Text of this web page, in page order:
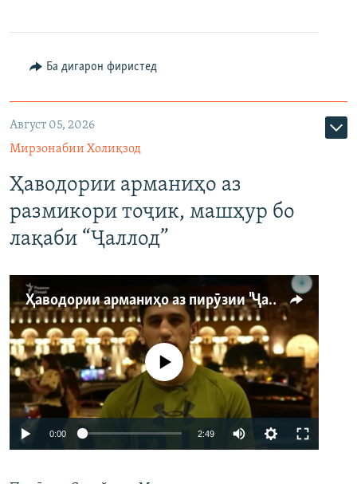
Ба дигарон фиристед
Август 05, 2026
Мирзонабии Холиқзод
Ҳаводории арманиҳо аз
размикори тоҷик, машҳур бо
лақаби “Ҷаллод”
Ҳаводории арманиҳо аз пирӯзии "Ҷаллод"-и тоҷик
Феълан кор намекунад
0:00 2:49